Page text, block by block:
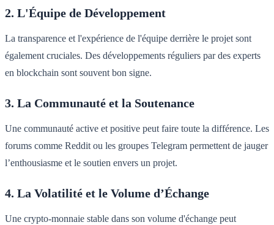
2. L'Équipe de Développement
La transparence et l'expérience de l'équipe derrière le projet sont
également cruciales. Des développements réguliers par des experts
en blockchain sont souvent bon signe.
3. La Communauté et la Soutenance
Une communauté active et positive peut faire toute la différence. Les
forums comme Reddit ou les groupes Telegram permettent de jauger
l’enthousiasme et le soutien envers un projet.
4. La Volatilité et le Volume d’Échange
Une crypto-monnaie stable dans son volume d'échange peut